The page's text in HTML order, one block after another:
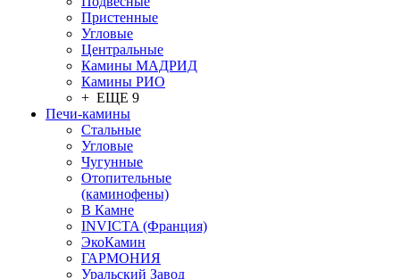
Пристенные
Угловые
Центральные
Камины МАДРИД
Камины РИО
+ ЕЩЕ 9
Печи-камины
Стальные
Угловые
Чугунные
Отопительные
(каминофены)
В Камне
INVICTA (Франция)
ЭкоКамин
ГАРМОНИЯ
Уральский Завод